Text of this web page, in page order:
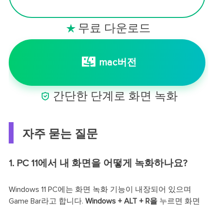
 무료 다운로드
mac버전
 간단한 단계로 화면 녹화
자주 묻는 질문
1. PC 11에서 내 화면을 어떻게 녹화하나요?
Windows 11 PC에는 화면 녹화 기능이 내장되어 있으며
Game Bar라고 합니다. Windows + ALT + R을누르면 화면